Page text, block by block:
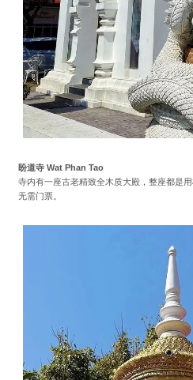
盼道寺 Wat Phan Tao
寺内有一座古老精致全木质大殿，整座都是用
无需门票。